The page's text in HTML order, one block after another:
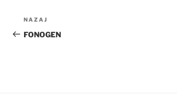
Navigacija
prispevka
Prejšnji
prispevek
NAZAJ
FONOGEN